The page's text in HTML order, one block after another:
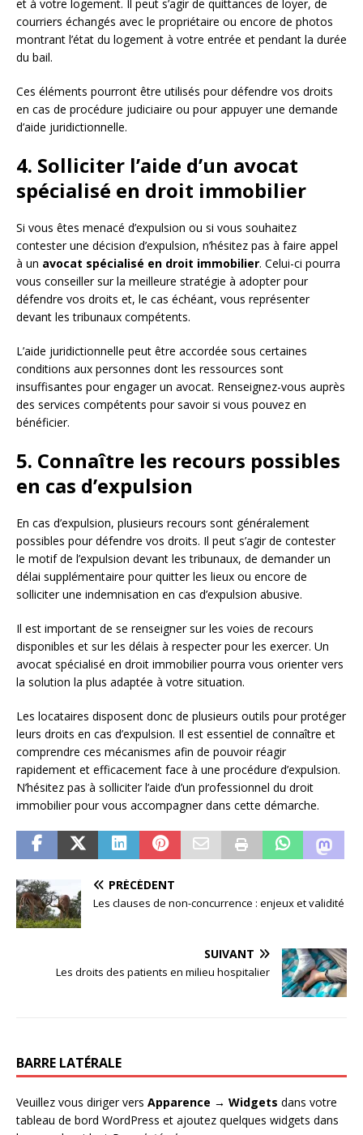
et à votre logement. Il peut s’agir de quittances de loyer, de
courriers échangés avec le propriétaire ou encore de photos
montrant l’état du logement à votre entrée et pendant la durée
du bail.
Ces éléments pourront être utilisés pour défendre vos droits
en cas de procédure judiciaire ou pour appuyer une demande
d’aide juridictionnelle.
4. Solliciter l’aide d’un avocat
spécialisé en droit immobilier
Si vous êtes menacé d’expulsion ou si vous souhaitez
contester une décision d’expulsion, n’hésitez pas à faire appel
à un avocat spécialisé en droit immobilier. Celui-ci pourra
vous conseiller sur la meilleure stratégie à adopter pour
défendre vos droits et, le cas échéant, vous représenter
devant les tribunaux compétents.
L’aide juridictionnelle peut être accordée sous certaines
conditions aux personnes dont les ressources sont
insuffisantes pour engager un avocat. Renseignez-vous auprès
des services compétents pour savoir si vous pouvez en
bénéficier.
5. Connaître les recours possibles
en cas d’expulsion
En cas d’expulsion, plusieurs recours sont généralement
possibles pour défendre vos droits. Il peut s’agir de contester
le motif de l’expulsion devant les tribunaux, de demander un
délai supplémentaire pour quitter les lieux ou encore de
solliciter une indemnisation en cas d’expulsion abusive.
Il est important de se renseigner sur les voies de recours
disponibles et sur les délais à respecter pour les exercer. Un
avocat spécialisé en droit immobilier pourra vous orienter vers
la solution la plus adaptée à votre situation.
Les locataires disposent donc de plusieurs outils pour protéger
leurs droits en cas d’expulsion. Il est essentiel de connaître et
comprendre ces mécanismes afin de pouvoir réagir
rapidement et efficacement face à une procédure d’expulsion.
N’hésitez pas à solliciter l’aide d’un professionnel du droit
immobilier pour vous accompagner dans cette démarche.
PRÉCÉDENT
Les clauses de non-concurrence : enjeux et validité
SUIVANT
Les droits des patients en milieu hospitalier
BARRE LATÉRALE
Veuillez vous diriger vers Apparence → Widgets dans votre
tableau de bord WordPress et ajoutez quelques widgets dans